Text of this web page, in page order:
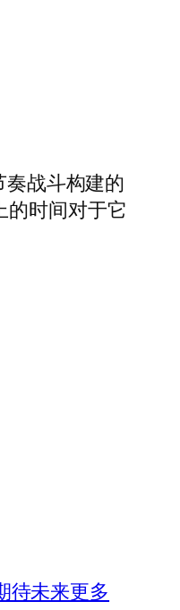
战斗构建的
的时间对于它
待未来更多